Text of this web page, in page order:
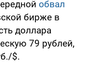
обвал
бирже в
доллара
79 рублей,
$.